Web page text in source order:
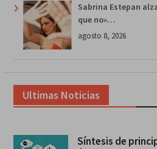
Sabrina Estepan
que no»…
agosto 8, 2026
Ultimas Noticias
Síntesis de